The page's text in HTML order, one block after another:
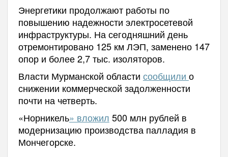
Энергетики продолжают работы по
повышению надежности электросетевой
инфраструктуры. На сегодняшний день
отремонтировано 125 км ЛЭП, заменено 147
опор и более 2,7 тыс. изоляторов.
Власти Мурманской области сообщили о
снижении коммерческой задолженности
почти на четверть.
«Норникель» вложил 500 млн рублей в
модернизацию производства палладия в
Мончегорске.